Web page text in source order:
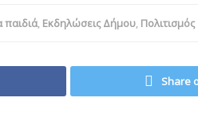
παιδιά, Εκδηλώσεις Δήμου, Πολιτισμός
Share